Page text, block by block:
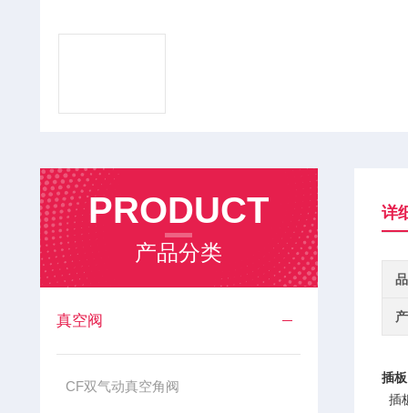
PRODUCT
产品分类
真空阀
CF双气动真空角阀
详
插
插